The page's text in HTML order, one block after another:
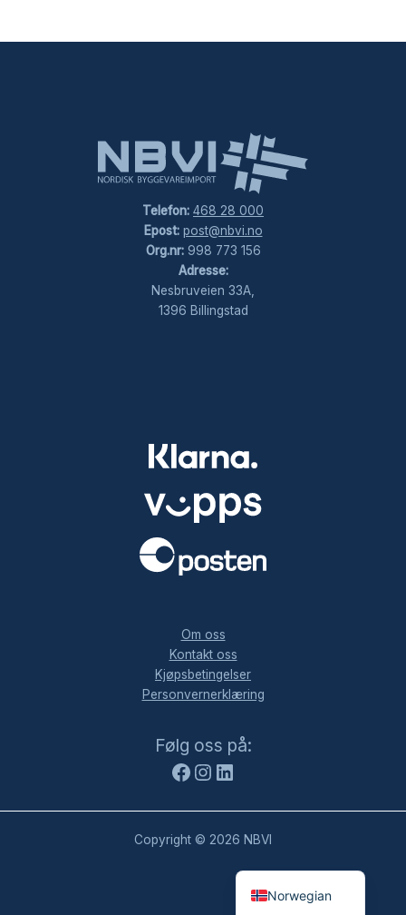
Telefon: 468 28 000
Epost: post@nbvi.no
Org.nr:998 773 156
Adresse:
Nesbruveien 33A,
1396 Billingstad
Om oss
Kontakt oss
Kjøpsbetingelser
Personvernerklæring
Følg oss på:
Facebook
Instagram
LinkedIn
Copyright © 2026 NBVI
Norwegian